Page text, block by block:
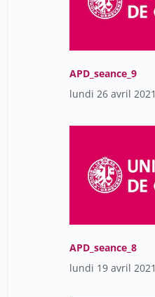
APD_seance_9
lundi 26 avril 2021
APD_seance_8
lundi 19 avril 2021